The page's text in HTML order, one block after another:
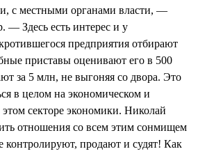
с местными органами власти, —
— Здесь есть интерес и у
предприятия отбирают
приставы оценивают его в 500
за 5 млн, не выгоняя со двора. Это
в целом на экономическом и
секторе экономики. Николай
отношения со всем этим сонмищем
контролируют, продают и судят! Как